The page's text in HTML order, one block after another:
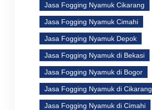
Jasa Fogging Nyamuk Cikarang
Jasa Fogging Nyamuk Cimahi
Jasa Fogging Nyamuk Depok
Jasa Fogging Nyamuk di Bekasi
Jasa Fogging Nyamuk di Bogor
Jasa Fogging Nyamuk di Cikarang
Jasa Fogging Nyamuk di Cimahi